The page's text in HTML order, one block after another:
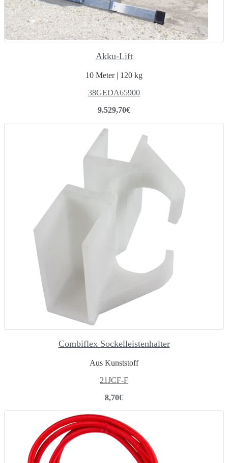
Akku-Lift
10 Meter | 120 kg
38GEDA65900
9.529,70€
Combiflex Sockelleistenhalter
Aus Kunststoff
21JCF-F
8,70€